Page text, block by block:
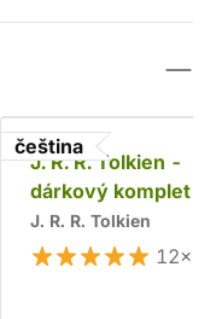
čeština
J. R. R. Tolkien -
dárkový komplet
J. R. R. Tolkien
12×